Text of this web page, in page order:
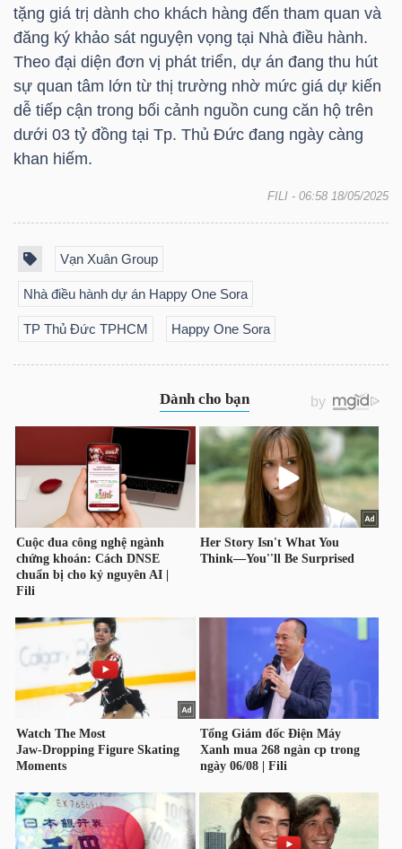
tặng giá trị dành cho khách hàng đến tham quan và
đăng ký khảo sát nguyện vọng tại Nhà điều hành.
Theo đại diện đơn vị phát triển, dự án đang thu hút
sự quan tâm lớn từ thị trường nhờ mức giá dự kiến
dễ tiếp cận trong bối cảnh nguồn cung căn hộ trên
dưới 03 tỷ đồng tại Tp. Thủ Đức đang ngày càng
khan hiếm.
FILI - 06:58 18/05/2025
Vạn Xuân Group
Nhà điều hành dự án Happy One Sora
TP Thủ Đức TPHCM Happy One Sora
YẾU
TIÊU
DÙNG
THIẾT
CHĂM
SÓC
TÀI
CHÍNH
CÔNG
THÔNG
TIN
DỊCH
VỤ